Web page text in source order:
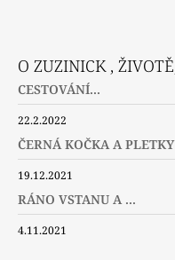
O ZUZINICK ,
CESTOVÁNÍ...
22.2.2022
ČERNÁ KOČKA A
19.12.2021
RÁNO VSTANU A ...
4.11.2021